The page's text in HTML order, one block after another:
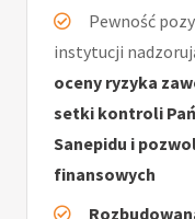
Pewność
instytucji
oceny ryzyka
setki kontroli
Sanepidu i
finansowych